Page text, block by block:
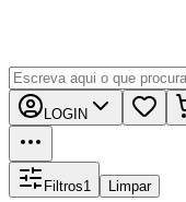
LOGIN
Filtros1 Limpar